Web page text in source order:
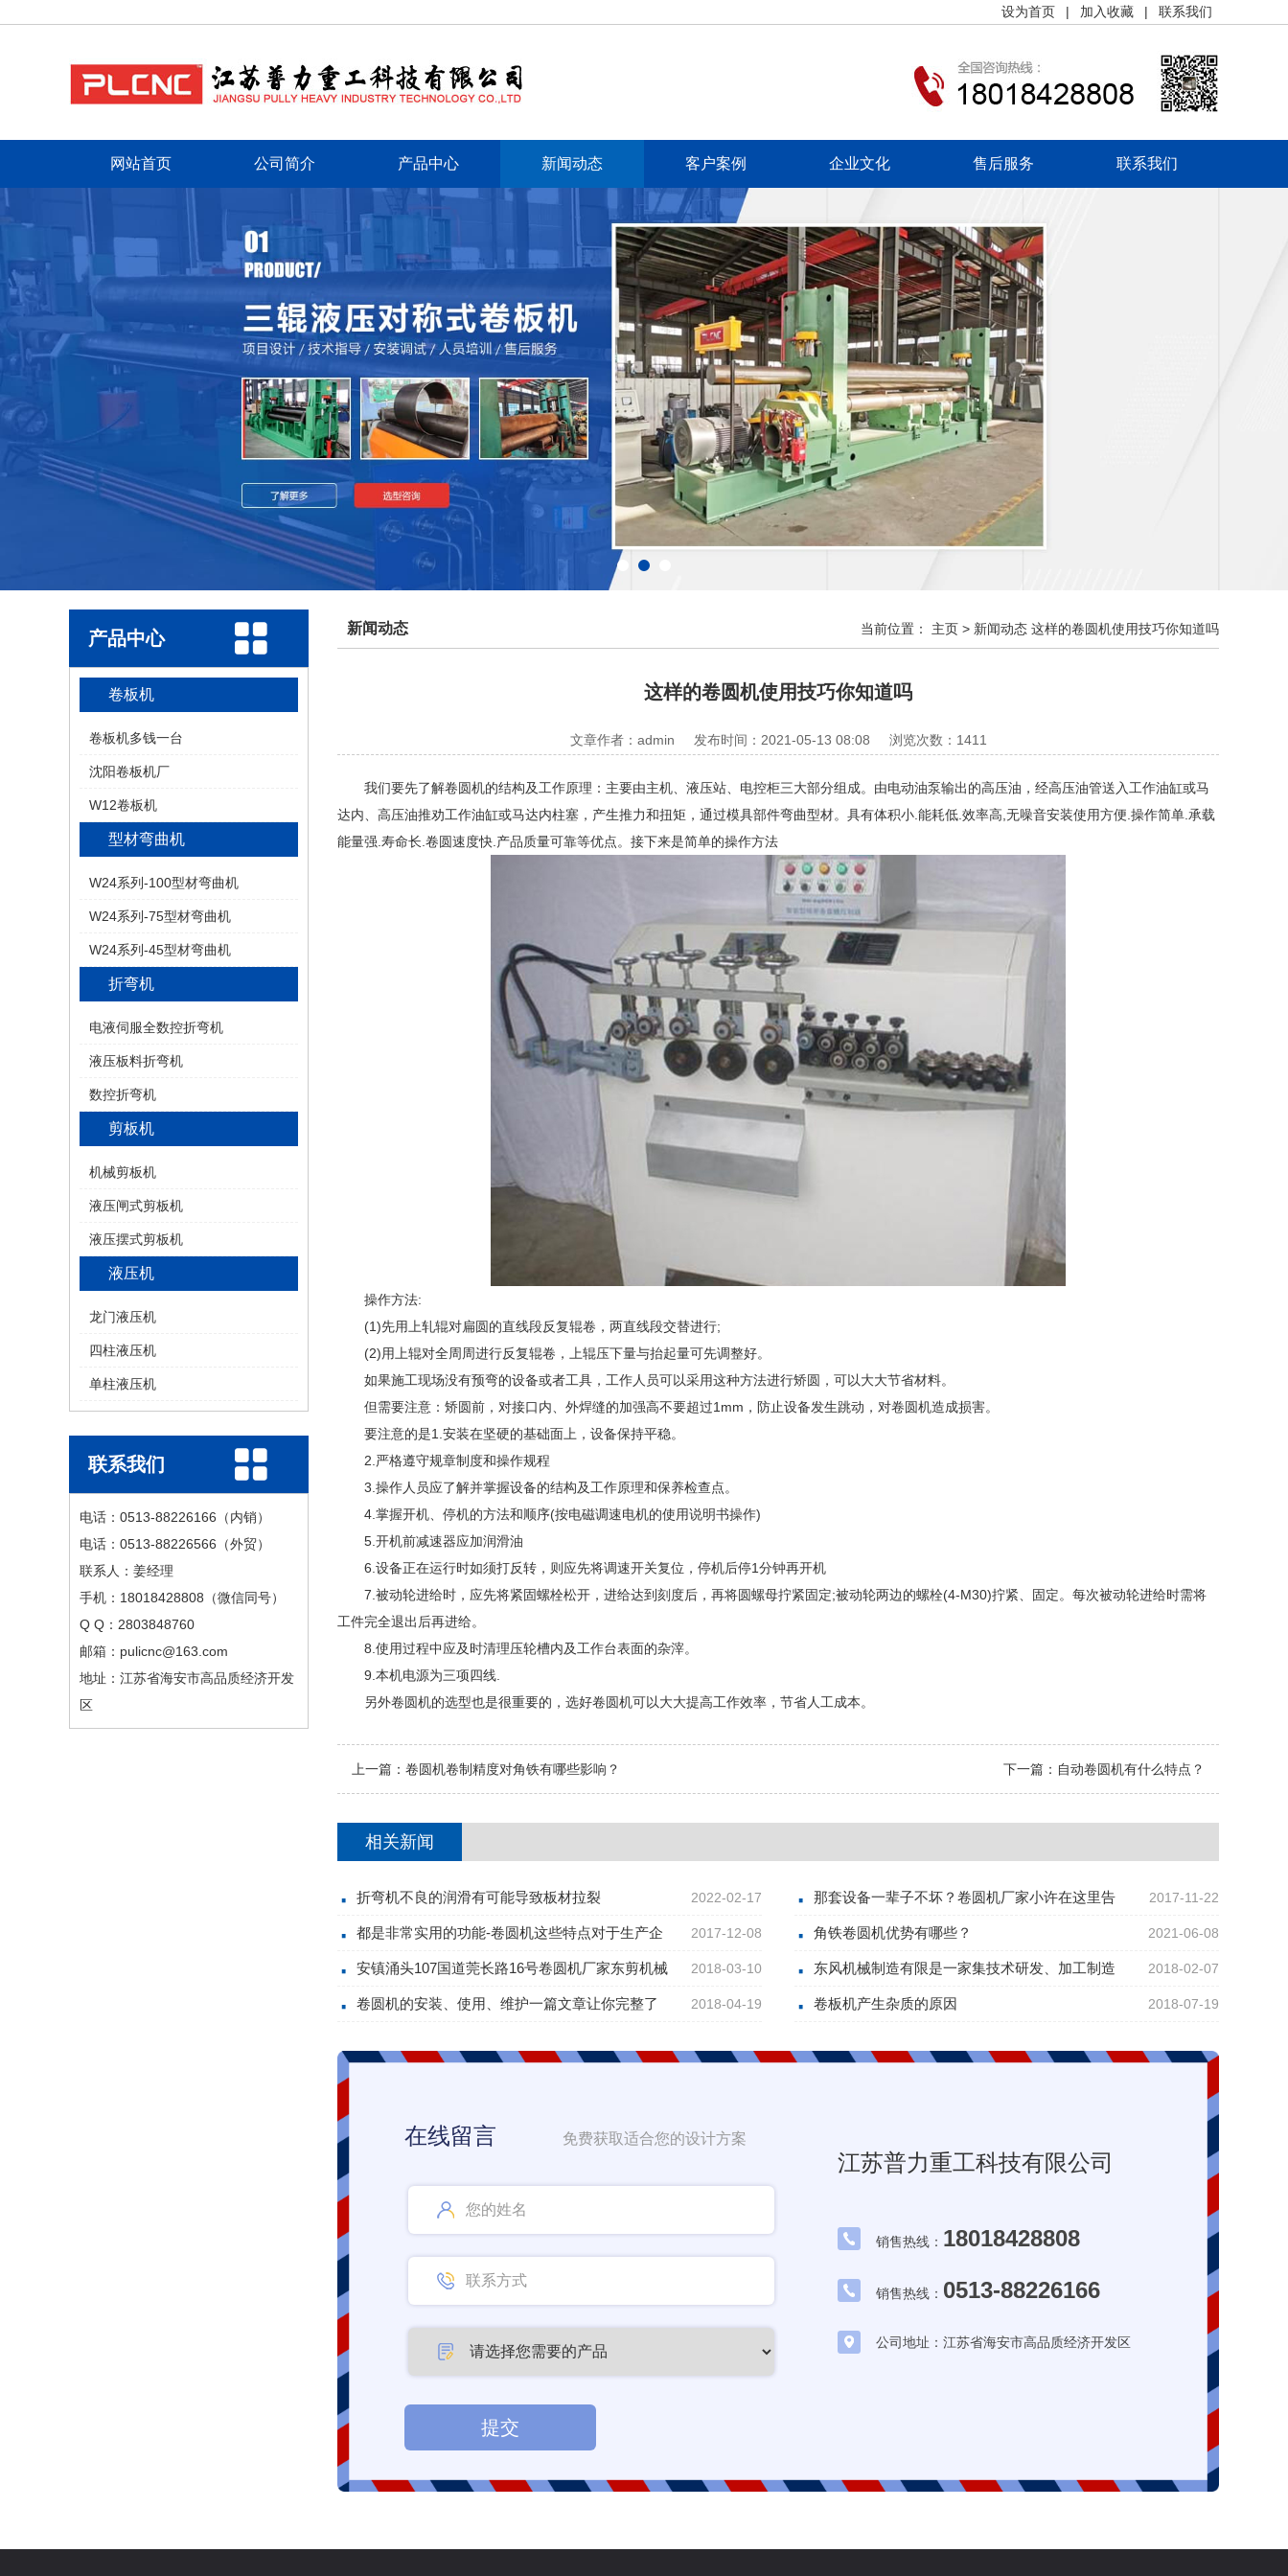
设为首页 | 加入收藏 | 联系我们
网站首页 公司简介 产品中心 新闻动态 客户案例 企业文化 售后服务 联系我们
产品中心
卷板机
卷板机多钱一台
沈阳卷板机厂
W12卷板机
型材弯曲机
W24系列-100型材弯曲机
W24系列-75型材弯曲机
W24系列-45型材弯曲机
折弯机
电液伺服全数控折弯机
液压板料折弯机
数控折弯机
剪板机
机械剪板机
液压闸式剪板机
液压摆式剪板机
液压机
龙门液压机
四柱液压机
单柱液压机
联系我们
电话：0513-88226166（内销）
电话：0513-88226566（外贸）
联系人：姜经理
手机：18018428808（微信同号）
Q Q：2803848760
邮箱：pulicnc@163.com
地址：江苏省海安市高品质经济开发
区
新闻动态 当前位置： 主页 > 新闻动态 这样的卷圆机使用技巧你知道吗
这样的卷圆机使用技巧你知道吗
文章作者：admin 发布时间：2021-05-13 08:08 浏览次数：1411
我们要先了解卷圆机的结构及工作原理：主要由主机、液压站、电控柜三大部分组成。由电动油泵输出的高压油，经高压油管送入工作油缸或马
达内、高压油推劝工作油缸或马达内柱塞，产生推力和扭矩，通过模具部件弯曲型材。具有体积小.能耗低.效率高,无噪音安装使用方便.操作简单.承载
能量强.寿命长.卷圆速度快.产品质量可靠等优点。接下来是简单的操作方法
操作方法:
(1)先用上轧辊对扁圆的直线段反复辊卷，两直线段交替进行;
(2)用上辊对全周周进行反复辊卷，上辊压下量与抬起量可先调整好。
如果施工现场没有预弯的设备或者工具，工作人员可以采用这种方法进行矫圆，可以大大节省材料。
但需要注意：矫圆前，对接口内、外焊缝的加强高不要超过1mm，防止设备发生跳动，对卷圆机造成损害。
要注意的是1.安装在坚硬的基础面上，设备保持平稳。
2.严格遵守规章制度和操作规程
3.操作人员应了解并掌握设备的结构及工作原理和保养检查点。
4.掌握开机、停机的方法和顺序(按电磁调速电机的使用说明书操作)
5.开机前减速器应加润滑油
6.设备正在运行时如须打反转，则应先将调速开关复位，停机后停1分钟再开机
7.被动轮进给时，应先将紧固螺栓松开，进给达到刻度后，再将圆螺母拧紧固定;被动轮两边的螺栓(4-M30)拧紧、固定。每次被动轮进给时需将
工件完全退出后再进给。
8.使用过程中应及时清理压轮槽内及工作台表面的杂滓。
9.本机电源为三项四线.
另外卷圆机的选型也是很重要的，选好卷圆机可以大大提高工作效率，节省人工成本。
上一篇： 卷圆机卷制精度对角铁有哪些影响？ 下一篇： 自动卷圆机有什么特点？
相关新闻
折弯机不良的润滑有可能导致板材拉裂 2022-02-17 那套设备一辈子不坏？卷圆机厂家小许在这里告 2017-11-22
都是非常实用的功能-卷圆机这些特点对于生产企 2017-12-08 角铁卷圆机优势有哪些？ 2021-06-08
安镇涌头107国道莞长路16号卷圆机厂家东剪机械 2018-03-10 东风机械制造有限是一家集技术研发、加工制造 2018-02-07
卷圆机的安装、使用、维护一篇文章让你完整了 2018-04-19 卷板机产生杂质的原因 2018-07-19
在线留言 免费获取适合您的设计方案
江苏普力重工科技有限公司
销售热线： 18018428808
销售热线： 0513-88226166
公司地址：江苏省海安市高品质经济开发区